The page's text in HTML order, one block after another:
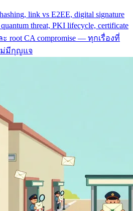
link vs E2EE, digital signature
threat, PKI lifecycle, certificate
ะ root CA compromise — ทุกเรื่องที่
ม่มีกุญแจ